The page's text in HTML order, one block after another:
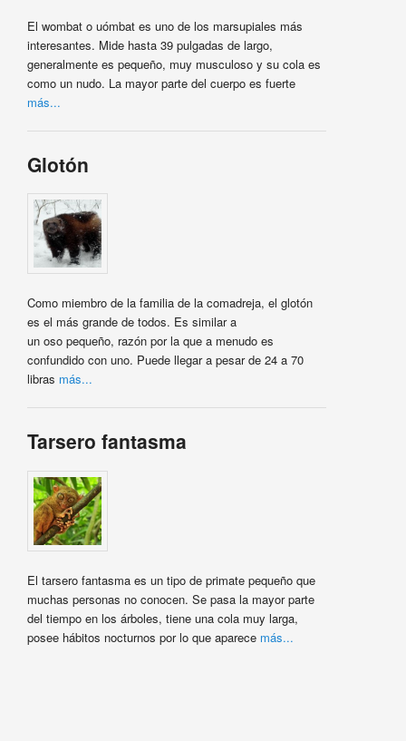
El wombat o uómbat es uno de los marsupiales más
interesantes. Mide hasta 39 pulgadas de largo,
generalmente es pequeño, muy musculoso y su cola es
como un nudo. La mayor parte del cuerpo es fuerte
más...
Glotón
Como miembro de la familia de la comadreja, el glotón
es el más grande de todos. Es similar a
un oso pequeño, razón por la que a menudo es
confundido con uno. Puede llegar a pesar de 24 a 70
libras más...
Tarsero fantasma
El tarsero fantasma es un tipo de primate pequeño que
muchas personas no conocen. Se pasa la mayor parte
del tiempo en los árboles, tiene una cola muy larga,
posee hábitos nocturnos por lo que aparece más...